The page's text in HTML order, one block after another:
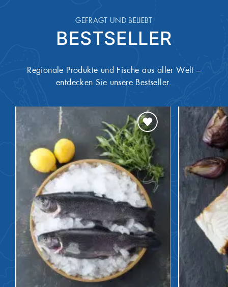
GEFRAGT UND BELIEBT
BESTSELLER
Regionale Produkte und Fische aus aller Welt –
entdecken Sie unsere Bestseller.